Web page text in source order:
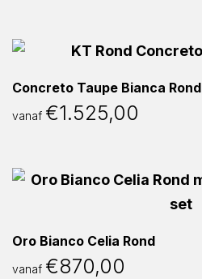
Concreto Taupe Bianca Rond
vanaf €1.525,00
Oro Bianco Celia Rond
vanaf €870,00